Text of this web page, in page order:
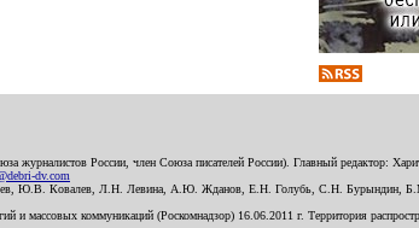
журналистов России, член Союза писателей России). Главный редактор:
dv.com
Ю.В. Ковалев, Л.Н. Левина, А.Ю. Жданов, Е.Н. Голубь, С.Н. Бурындин,
и массовых коммуникаций (Роскомнадзор) 16.06.2011 г. Территория